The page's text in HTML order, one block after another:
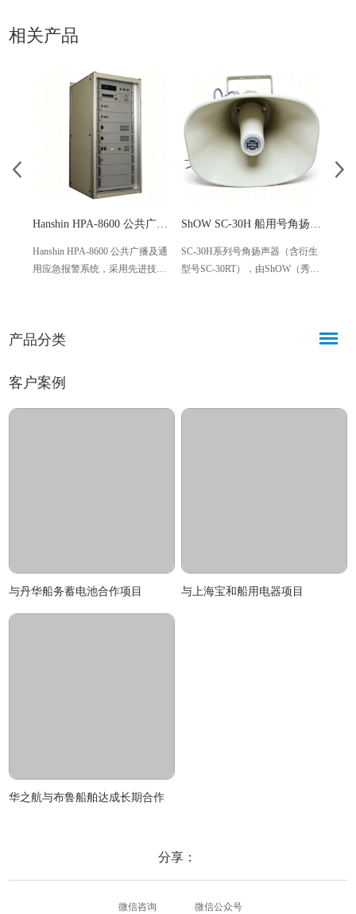
相关产品
Hanshin HPA-8600 公共广播应急报警系统 符合IMO标准
Hanshin HPA-8600 公共广播及通
用应急报警系统，采用先进技术
舶、港口、工业园区等多场景，
ShOW SC-30H 船用号角扬声器 壁挂式IP65防水
SC-30H系列号角扬声器（含衍生
型号SC-30RT），由ShOW（秀
装，
产品分类
客户案例
与丹华船务蓄电池合作项目 与上海宝和船用电器项目
华之航与布鲁船舶达成长期合作
分享：
微信咨询 微信公众号